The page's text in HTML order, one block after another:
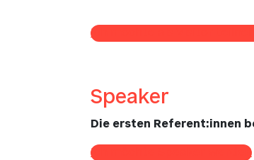
Ich möchte als Visitor
Speaker
Die ersten Referent:innen
Ich möchte Speaker werden